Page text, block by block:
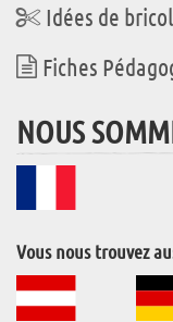
Idées de
Fiches
NOUS
Vous nous trouvez